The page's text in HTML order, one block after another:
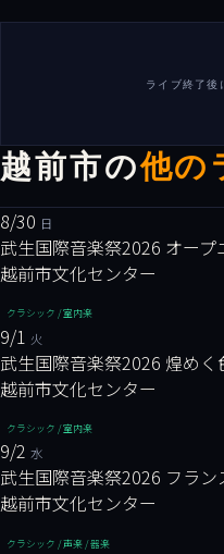
ライブ終了後
越前市の他の
8/30 日
武生国際音楽祭2026 オープ
越前市文化センター
クラシック / 室内楽
9/1 火
武生国際音楽祭2026 煌め
越前市文化センター
クラシック / 室内楽
9/2 水
武生国際音楽祭2026 フラ
越前市文化センター
クラシック / 声楽 / 器楽